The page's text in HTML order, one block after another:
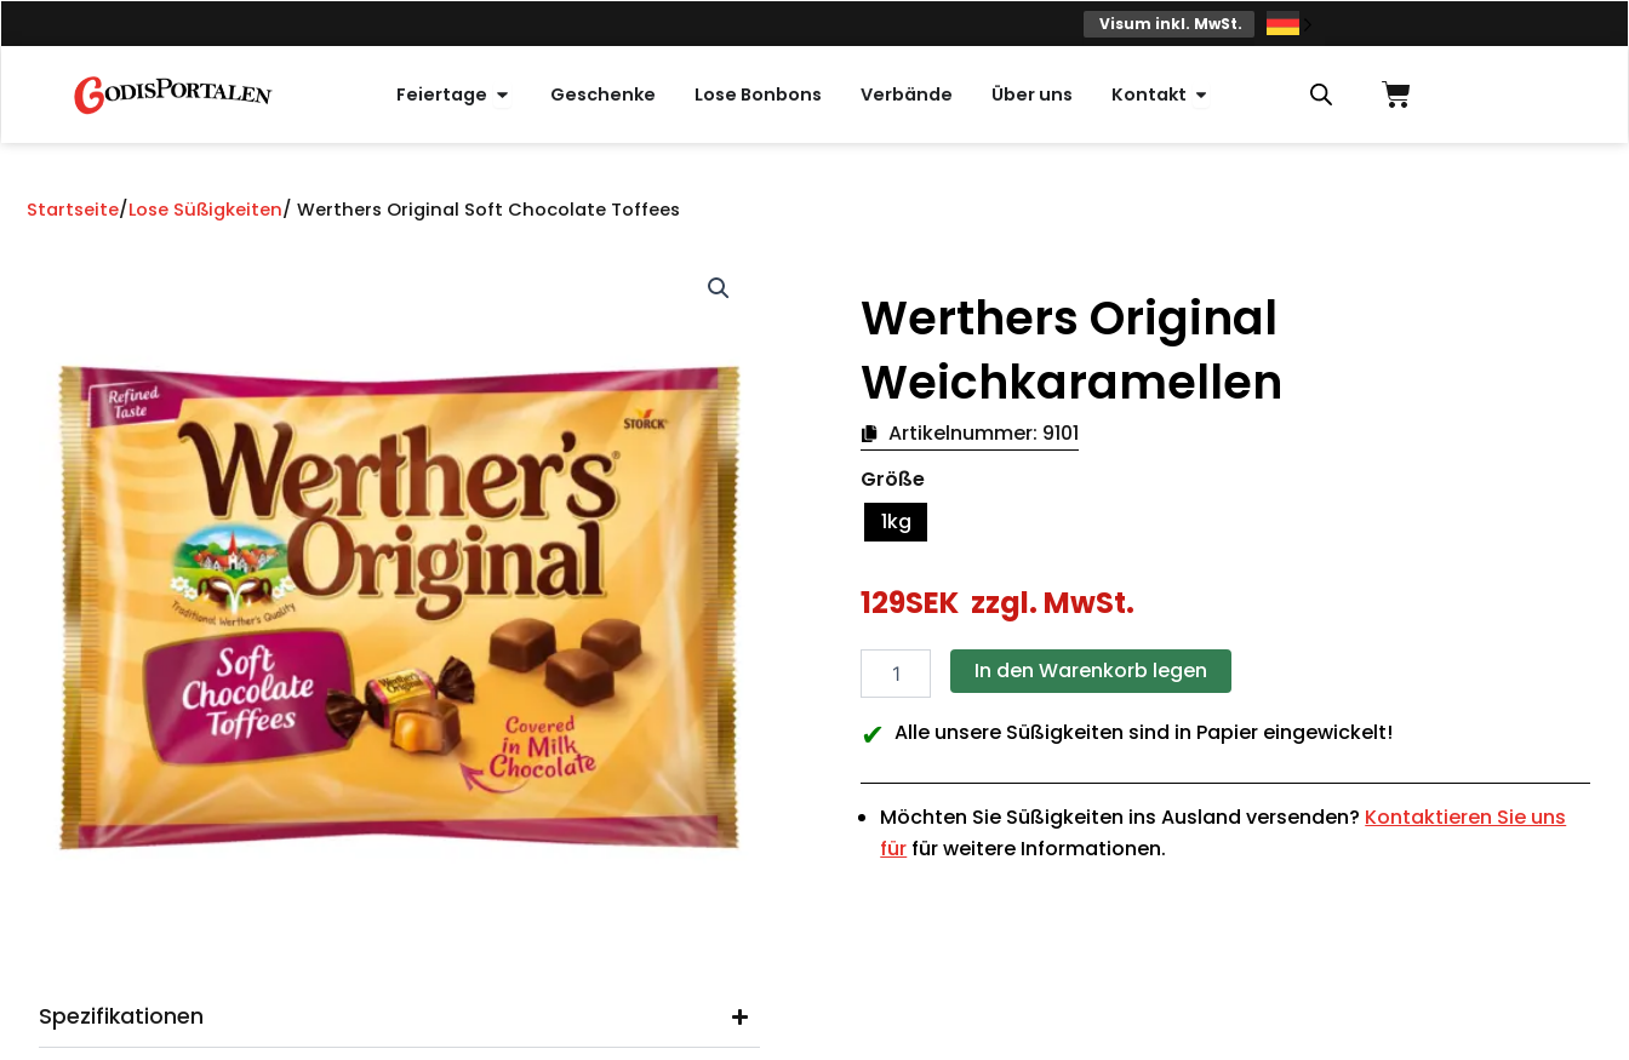
Inhalt
springen
Visum inkl. MwSt.
Feiertage Offene Feiertage
Geschenke Lose Bonbons Verbände Über uns Kontakt Offener Kontakt Einkaufskorb
Startseite/Lose Süßigkeiten/ Werthers Original Soft Chocolate Toffees
Spezifikationen
Werthers Original
Weichkaramellen
Artikelnummer: 9101
Größe
1kg
129SEK zzgl. MwSt.
Original
Soft
Chocolate
In den Warenkorb legen
✔ Alle unsere Süßigkeiten sind in Papier eingewickelt!
Möchten Sie Süßigkeiten ins Ausland versenden? Kontaktieren Sie uns
für für weitere Informationen.